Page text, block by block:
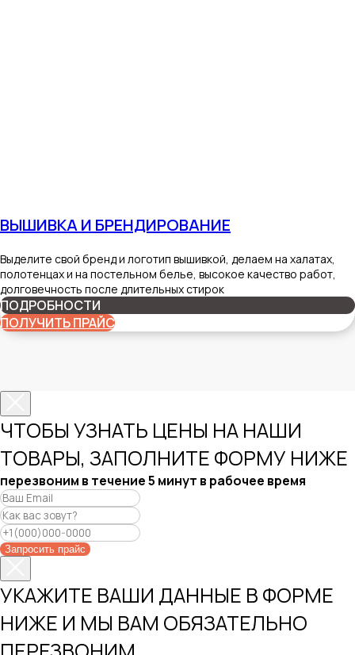
ВЫШИВКА И БРЕНДИРОВАНИЕ
Выделите свой бренд и логотип вышивкой, делаем на халатах,
полотенцах и на постельном белье, высокое качество работ,
долговечность после длительных стирок
ПОДРОБНОСТИ
ПОЛУЧИТЬ ПРАЙС
ЧТОБЫ УЗНАТЬ ЦЕНЫ НА НАШИ
ТОВАРЫ, ЗАПОЛНИТЕ ФОРМУ НИЖЕ
перезвоним в течение 5 минут в рабочее время
Запросить прайс
УКАЖИТЕ ВАШИ ДАННЫЕ В ФОРМЕ
НИЖЕ И МЫ ВАМ ОБЯЗАТЕЛЬНО